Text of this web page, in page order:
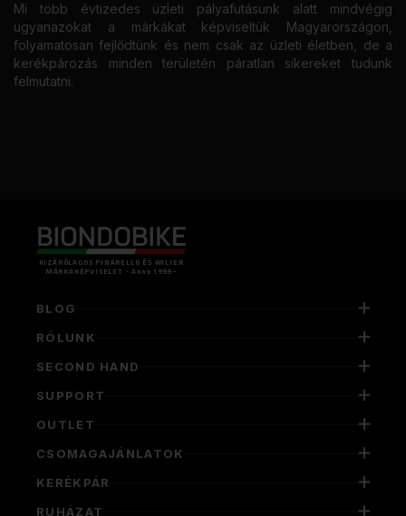
Mi több évtizedes üzleti pályafutásunk alatt mindvégig
ugyanazokat a márkákat képviseltük Magyarországon,
folyamatosan fejlődtünk és nem csak az üzleti életben, de a
kerékpározás minden területén páratlan sikereket tudunk
felmutatni.
KIZÁRÓLAGOS PINARELLO ÉS WILIER
MÁRKAKÉPVISELET - Anno 1999 -
BLOG
RÓLUNK
SECOND HAND
SUPPORT
OUTLET
CSOMAGAJÁNLATOK
KERÉKPÁR
RUHÁZAT